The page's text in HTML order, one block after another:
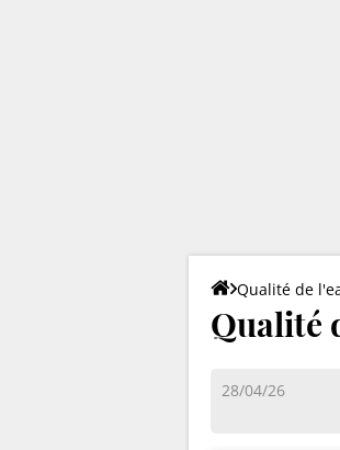
Qualité de
Qualité
28/04/26